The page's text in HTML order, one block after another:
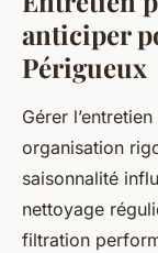
anticiper
Périgueux
Gérer
organisation
saisonnalité
nettoyage
filtration